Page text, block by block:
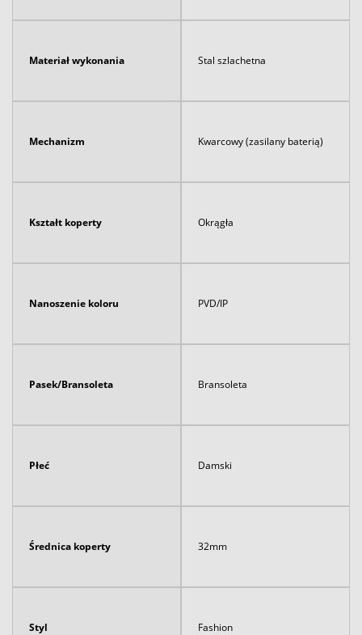
Materiał wykonania Stal szlachetna
Mechanizm Kwarcowy (zasilany baterią)
Kształt koperty Okrągła
Nanoszenie koloru PVD/IP
Pasek/Bransoleta Bransoleta
Płeć Damski
Średnica koperty 32mm
Styl Fashion